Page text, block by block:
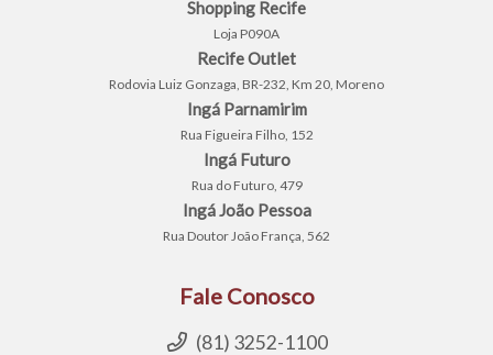
Shopping Recife
Loja P090A
Recife Outlet
Rodovia Luiz Gonzaga, BR-232, Km 20, Moreno
Ingá Parnamirim
Rua Figueira Filho, 152
Ingá Futuro
Rua do Futuro, 479
Ingá João Pessoa
Rua Doutor João França, 562
Fale Conosco
(81) 3252-1100